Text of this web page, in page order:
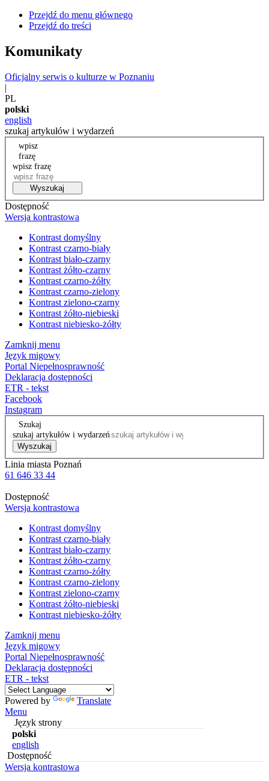
Przejdź do menu głównego
Przejdź do treści
Komunikaty
Oficjalny serwis o kulturze w Poznaniu
|
PL
polski
english
szukaj artykułów i wydarzeń
wpisz
frazę
wpisz frazę
Wyszukaj
Dostępność
Wersja kontrastowa
Kontrast domyślny
Kontrast czarno-biały
Kontrast biało-czarny
Kontrast żółto-czarny
Kontrast czarno-żółty
Kontrast czarno-zielony
Kontrast zielono-czarny
Kontrast żółto-niebieski
Kontrast niebiesko-żółty
Zamknij menu
Język migowy
Portal Niepełnosprawność
Deklaracja dostępności
ETR - tekst
Facebook
Instagram
Szukaj
szukaj artykułów i wydarzeń
Wyszukaj
Linia miasta Poznań
61 646 33 44
Dostępność
Wersja kontrastowa
Kontrast domyślny
Kontrast czarno-biały
Kontrast biało-czarny
Kontrast żółto-czarny
Kontrast czarno-żółty
Kontrast czarno-zielony
Kontrast zielono-czarny
Kontrast żółto-niebieski
Kontrast niebiesko-żółty
Zamknij menu
Język migowy
Portal Niepełnosprawność
Deklaracja dostępności
ETR - tekst
Powered by
Translate
Menu
Język strony
polski
english
Dostępność
Wersja kontrastowa